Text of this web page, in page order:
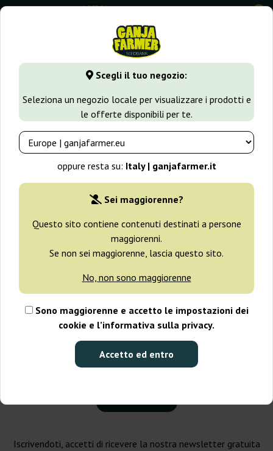
Scegli il tuo negozio:
Seleziona un negozio locale per visualizzare i prodotti e
le offerte disponibili per te.
oppure resta su: Italy | ganjafarmer.it
Sei maggiorenne?
Questo sito contiene contenuti destinati a persone
maggiorenni.
Se non sei maggiorenne, lascia questo sito.
No, non sono maggiorenne
Sono maggiorenne e accetto le impostazioni dei
cookie e l’informativa sulla privacy.
Accetto ed entro
0
GanjaFarmer.it Promozioni Seme gratuito per
newsletter
Iscrivendoti, accetti di ricevere la nostra newsletter gratuita